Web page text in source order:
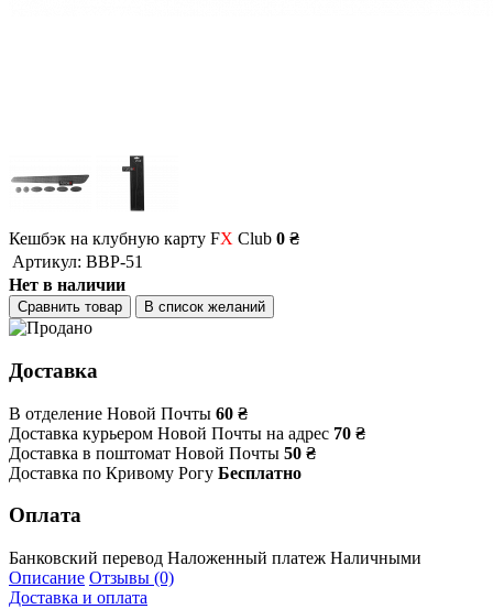
Кешбэк на клубную карту FX Club 0 ₴
Артикул: BBP-51
Нет в наличии
Сравнить товар В список желаний
Доставка
В отделение Новой Почты 60 ₴
Доставка курьером Новой Почты на адрес 70 ₴
Доставка в поштомат Новой Почты 50 ₴
Доставка по Кривому Рогу Бесплатно
Оплата
Банковский перевод Наложенный платеж Наличными
Описание Отзывы (0)
Доставка и оплата